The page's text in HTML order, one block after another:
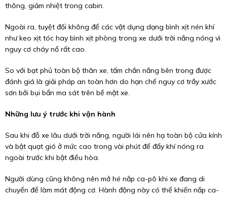
thông, giảm nhiệt trong cabin.
Ngoài ra, tuyệt đối không để các vật dụng dạng bình xịt nén khí
như keo xịt tóc hay bình xịt phòng trong xe dưới trời nắng nóng vì
nguy cơ cháy nổ rất cao.
So với bạt phủ toàn bộ thân xe, tấm chắn nắng bên trong được
đánh giá là giải pháp an toàn hơn do hạn chế nguy cơ trầy xước
sơn bởi bụi bẩn ma sát trên bề mặt xe.
Những lưu ý trước khi vận hành
Sau khi đỗ xe lâu dưới trời nắng, người lái nên hạ toàn bộ cửa kính
và bật quạt gió ở mức cao trong vài phút để đẩy khí nóng ra
ngoài trước khi bật điều hòa.
Người dùng cũng không nên mở hé nắp ca-pô khi xe đang di
chuyển để làm mát động cơ. Hành động này có thể khiến nắp ca-